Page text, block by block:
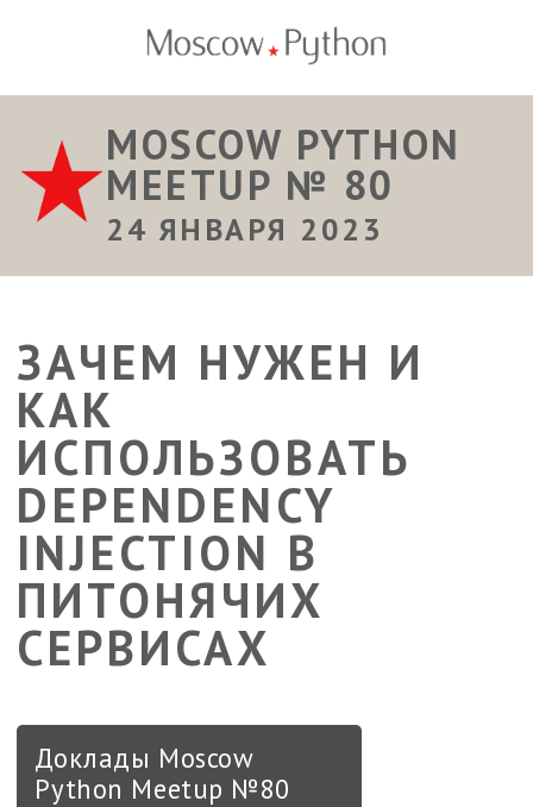
MOSCOW PYTHON
MEETUP № 80
24 ЯНВАРЯ 2023
ЗАЧЕМ НУЖЕН И
КАК
ИСПОЛЬЗОВАТЬ
DEPENDENCY
INJECTION В
ПИТОНЯЧИХ
СЕРВИСАХ
Доклады Moscow
Python Meetup №80